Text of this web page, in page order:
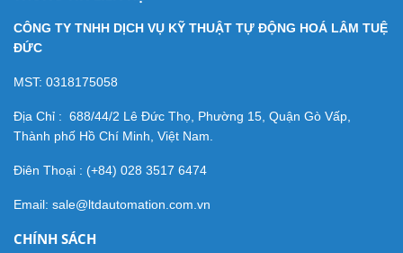
CÔNG TY TNHH DỊCH VỤ KỸ THUẬT TỰ ĐỘNG HOÁ LÂM TUỆ
ĐỨC
MST: 0318175058
Địa Chỉ : 688/44/2 Lê Đức Thọ, Phường 15, Quận Gò Vấp,
Thành phố Hồ Chí Minh, Việt Nam.
Điên Thoại : (+84) 028 3517 6474
Email: sale@ltdautomation.com.vn
CHÍNH SÁCH